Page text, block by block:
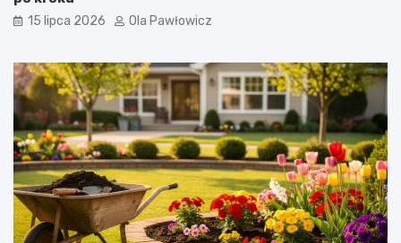
15 lipca 2026 Ola Pawłowicz